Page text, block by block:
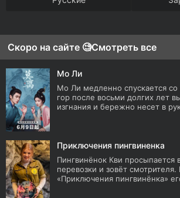
Скоро на сайте 🧐Смотреть все
Мо Ли
Мо Ли медленно спускается со
гор после восьми долгих лет
изгнания и бережно несет в
Приключения пингвиненка
Пингвинёнок Кви просыпается
перевозки и зовёт
«Приключения пингвинёнка»